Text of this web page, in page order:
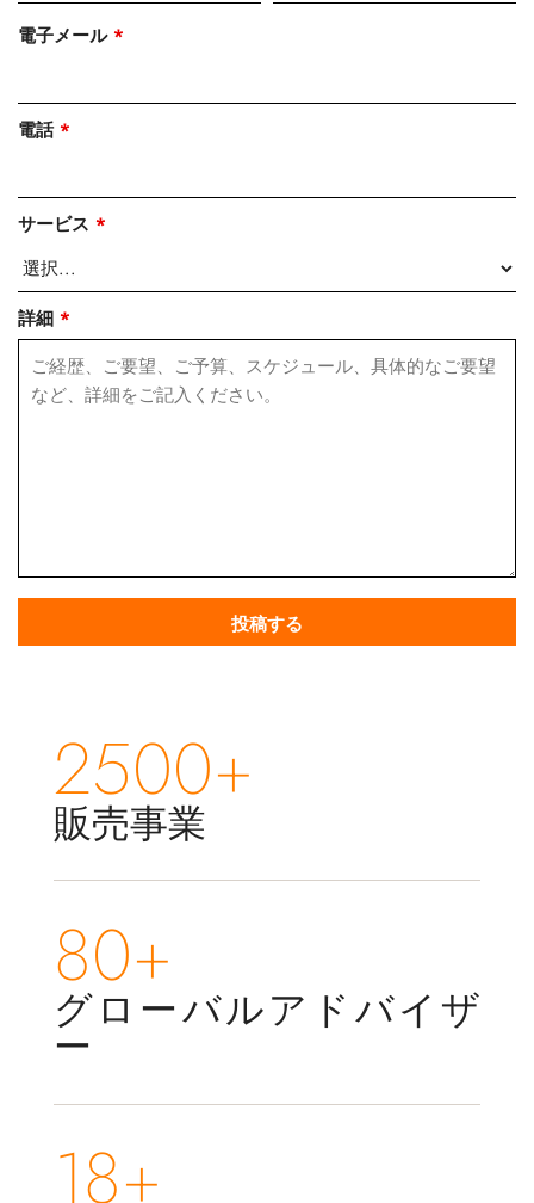
電子メール *
電話 *
サービス *
詳細 *
2500+
販売事業
80+
グローバルアドバイザ
ー
18+